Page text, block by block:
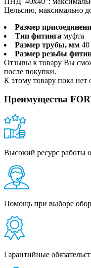
Цельсию, максимально
Размер
Тип фитинга муфта
Размер трубы, мм 40
Размер резьбы
Отзывы к товару Вы
после покупки.
К этому товару пока нет
Преимущества
Высокий ресурс работы
Помощь при выборе
Гарантийные